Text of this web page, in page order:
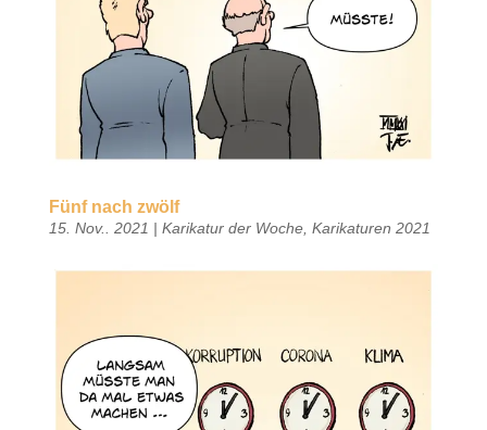
Fünf nach zwölf
15. Nov.. 2021 | Karikatur der Woche, Karikaturen 2021